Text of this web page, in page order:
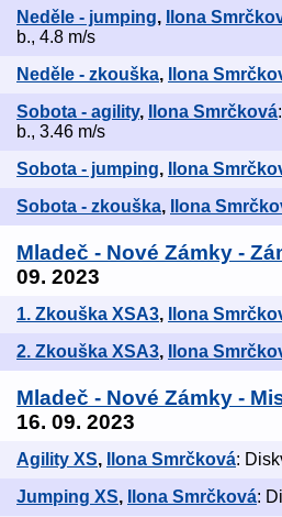
Neděle - jumping, Ilona
b., 4.8 m/s
Neděle - zkouška, Ilona
Sobota - agility, Ilona Smrčková
b., 3.46 m/s
Sobota - jumping, Ilona
Sobota - zkouška, Ilona
Mladeč - Nové Zámky -
09. 2023
1. Zkouška XSA3, Ilona
2. Zkouška XSA3, Ilona
Mladeč - Nové Zámky -
16. 09. 2023
Agility XS, Ilona Smrčková:
Jumping XS, Ilona Smrčková: